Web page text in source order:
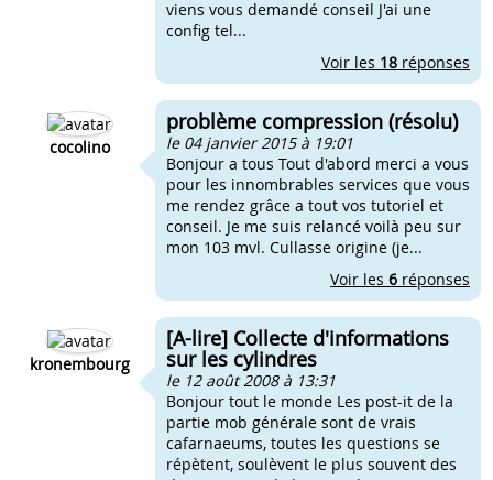
viens vous demandé conseil J'ai une
config tel...
Voir les 18 réponses
cocolino
problème compression (résolu)
le 04 janvier 2015 à 19:01
Bonjour a tous Tout d'abord merci a vous
pour les innombrables services que vous
me rendez grâce a tout vos tutoriel et
conseil. Je me suis relancé voilà peu sur
mon 103 mvl. Cullasse origine (je...
Voir les 6 réponses
kronembourg
[A-lire] Collecte d'informations
sur les cylindres
le 12 août 2008 à 13:31
Bonjour tout le monde Les post-it de la
partie mob générale sont de vrais
cafarnaeums, toutes les questions se
répètent, soulèvent le plus souvent des